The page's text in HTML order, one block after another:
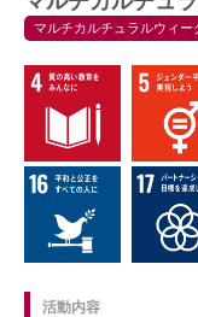
マルチカルチュラルウィー
活動内容